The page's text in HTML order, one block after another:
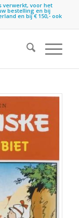
verwerkt, voor het
bestelling en bij
en bij € 150,- ook